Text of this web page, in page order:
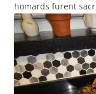
homards furent